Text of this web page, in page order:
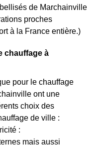
de Marchainville
proches
à la France entière.)
chauffage à
pour le chauffage
ont une
choix des
de ville :
:
mais aussi